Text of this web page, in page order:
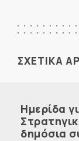
ΣΧΕΤΙΚΑ
Ημερίδα
δημόσια